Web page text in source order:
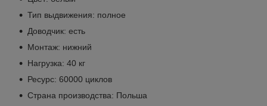
Тип выдвижения: полное
Доводчик: есть
Монтаж: нижний
Нагрузка: 40 кг
Ресурс: 60000 циклов
Страна производства: Польша